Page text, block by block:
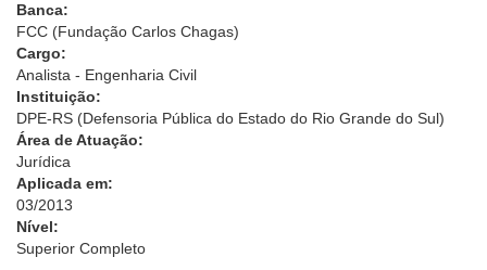
Banca:
FCC (Fundação Carlos Chagas)
Cargo:
Analista - Engenharia Civil
Instituição:
DPE-RS (Defensoria Pública do Estado do Rio Grande do Sul)
Área de Atuação:
Jurídica
Aplicada em:
03/2013
Nível:
Superior Completo